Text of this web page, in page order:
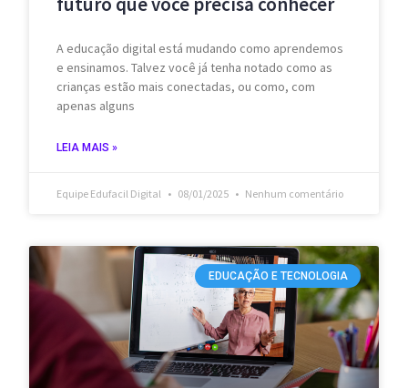
A educação digital está mudando como aprendemos
e ensinamos. Talvez você já tenha notado como as
crianças estão mais conectadas, ou como, com
apenas alguns
LEIA MAIS »
Equipe Edufacil Digital 08/01/2025 Nenhum comentário
EDUCAÇÃO E TECNOLOGIA